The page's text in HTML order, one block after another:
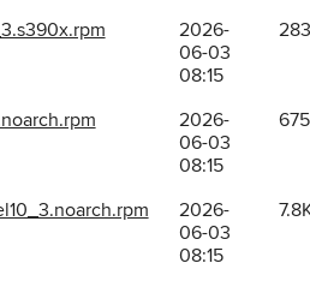
2026-
06-03
08:15
2026-
06-03
08:15
2026-
06-03
08:15